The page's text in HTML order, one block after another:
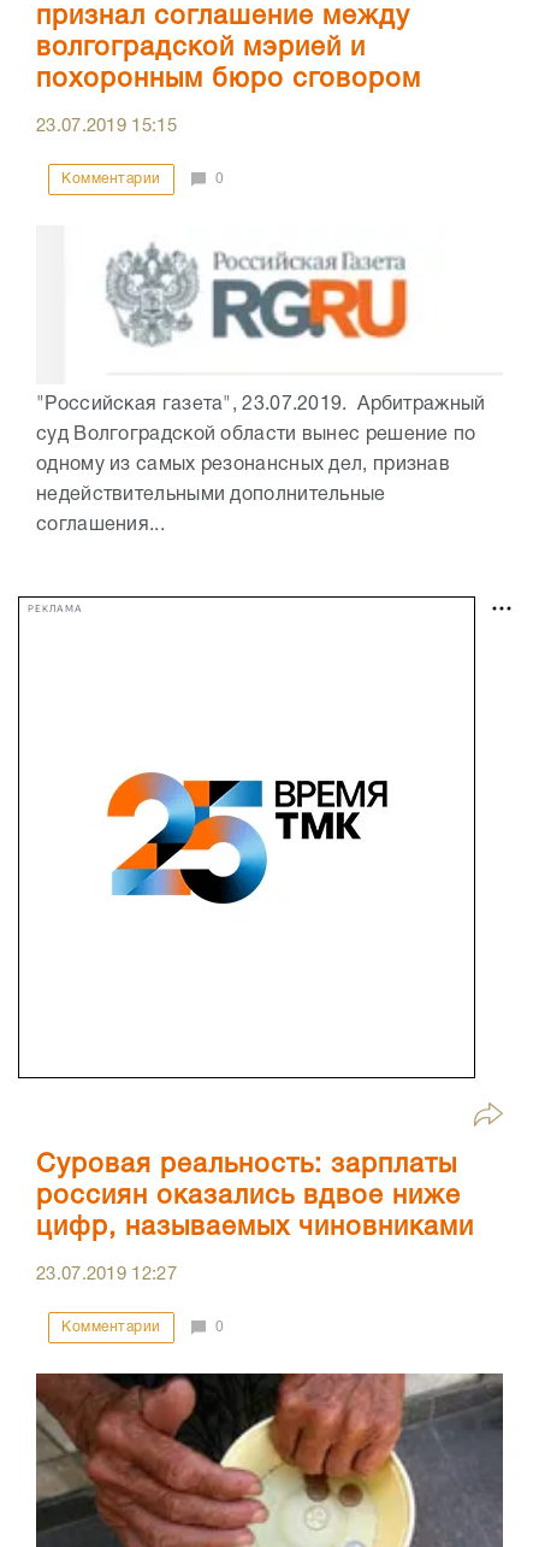
признал соглашение между
волгоградской мэрией и
похоронным бюро сговором
23.07.2019 15:15
Комментарии 0
"Российская газета", 23.07.2019. Арбитражный
суд Волгоградской области вынес решение по
одному из самых резонансных дел, признав
недействительными дополнительные
соглашения...
РЕКЛАМА
Суровая реальность: зарплаты
россиян оказались вдвое ниже
цифр, называемых чиновниками
23.07.2019 12:27
Комментарии 0